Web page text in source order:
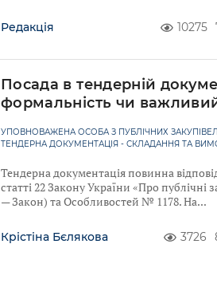
Редакція 10275
Посада в тендерній
формальність чи
УПОВНОВАЖЕНА ОСОБА З ПУБЛІЧНИХ
ТЕНДЕРНА ДОКУМЕНТАЦІЯ - СКЛАДАННЯ ТА
Тендерна документація повинна
статті 22 Закону України «Про публічні
— Закон) та Особливостей № 1178. На
Крістіна Бєлякова 3726